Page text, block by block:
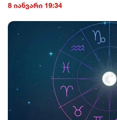
8 იანვარი 19:34